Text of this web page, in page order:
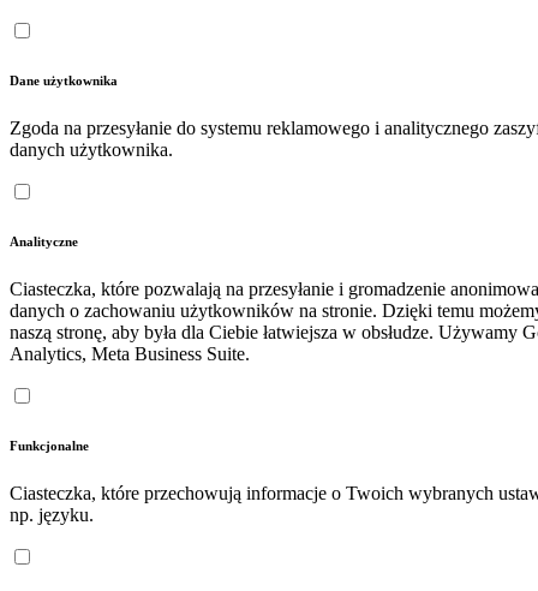
Dane użytkownika
Zgoda na przesyłanie do systemu reklamowego i analitycznego
danych użytkownika.
Analityczne
Ciasteczka, które pozwalają na przesyłanie i gromadzenie
danych o zachowaniu użytkowników na stronie. Dzięki temu
naszą stronę, aby była dla Ciebie łatwiejsza w obsłudze. Używamy
Analytics, Meta Business Suite.
Funkcjonalne
Ciasteczka, które przechowują informacje o Twoich wybranych
np. języku.